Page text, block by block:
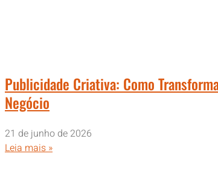
Publicidade Criativa: Como
Negócio
21 de junho de 2026
Leia mais »